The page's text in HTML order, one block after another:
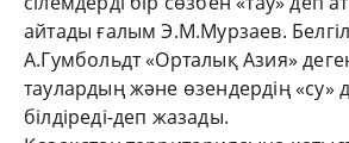
айтады ғалым Э.М.Мурзаев.
А.Гумбольдт «Орталық Азия»
таулардың және өзендердің «су»
білдіреді-деп жазады.